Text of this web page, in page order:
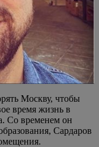
Москву, чтобы
время жизнь в
Со временем он
Сардаров